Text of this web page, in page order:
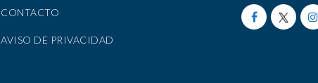
CONTACTO
AVISO DE PRIVACIDAD